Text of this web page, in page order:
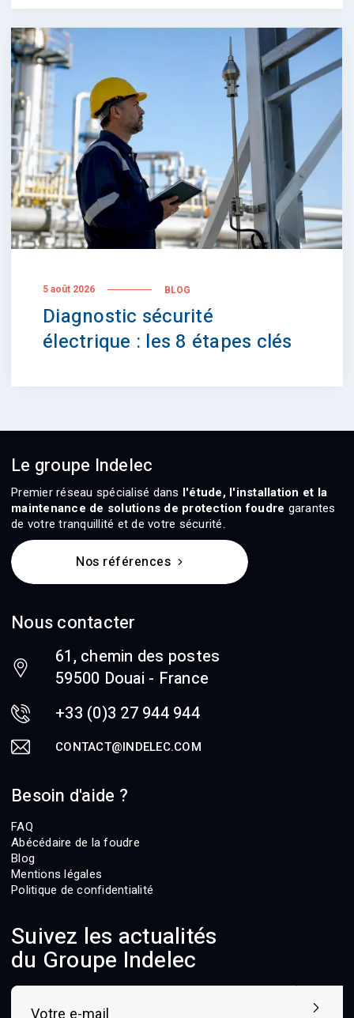
5 août 2026 BLOG
Diagnostic sécurité
électrique : les 8 étapes clés
Le groupe Indelec
Premier réseau spécialisé dans l'étude, l'installation et la
maintenance de solutions de protection foudre garantes
de votre tranquillité et de votre sécurité.
Nos références
Nous contacter
61, chemin des postes
59500 Douai - France
+33 (0)3 27 944 944
CONTACT@INDELEC.COM
Besoin d'aide ?
FAQ
Abécédaire de la foudre
Blog
Mentions légales
Politique de confidentialité
Suivez les actualités
du Groupe Indelec